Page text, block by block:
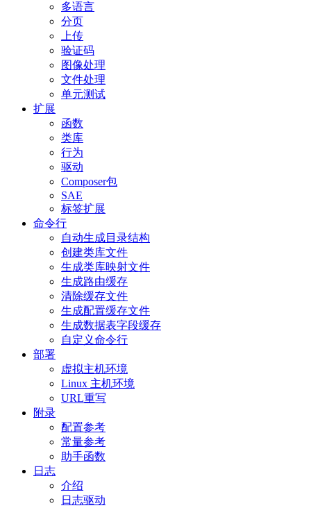
多语言
分页
上传
验证码
图像处理
文件处理
单元测试
扩展
函数
类库
行为
驱动
Composer包
SAE
标签扩展
命令行
自动生成目录结构
创建类库文件
生成类库映射文件
生成路由缓存
清除缓存文件
生成配置缓存文件
生成数据表字段缓存
自定义命令行
部署
虚拟主机环境
Linux 主机环境
URL重写
附录
配置参考
常量参考
助手函数
日志
介绍
日志驱动